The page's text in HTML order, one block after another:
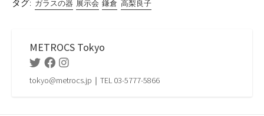
タグ: ガラスの器 展示会 鎌倉 高梨良子
METROCS Tokyo
TwitterFacebookInstagram
tokyo@metrocs.jp｜TEL 03-5777-5866